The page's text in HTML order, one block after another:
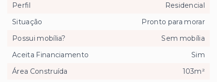
Perfil
Residencial
Situação
Pronto para morar
Possui mobília?
Sem mobília
Aceita Financiamento
Sim
Área Construída
103m²